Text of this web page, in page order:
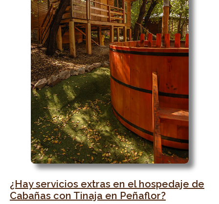
¿Hay servicios extras en el hospedaje de
Cabañas con Tinaja en Peñaflor?